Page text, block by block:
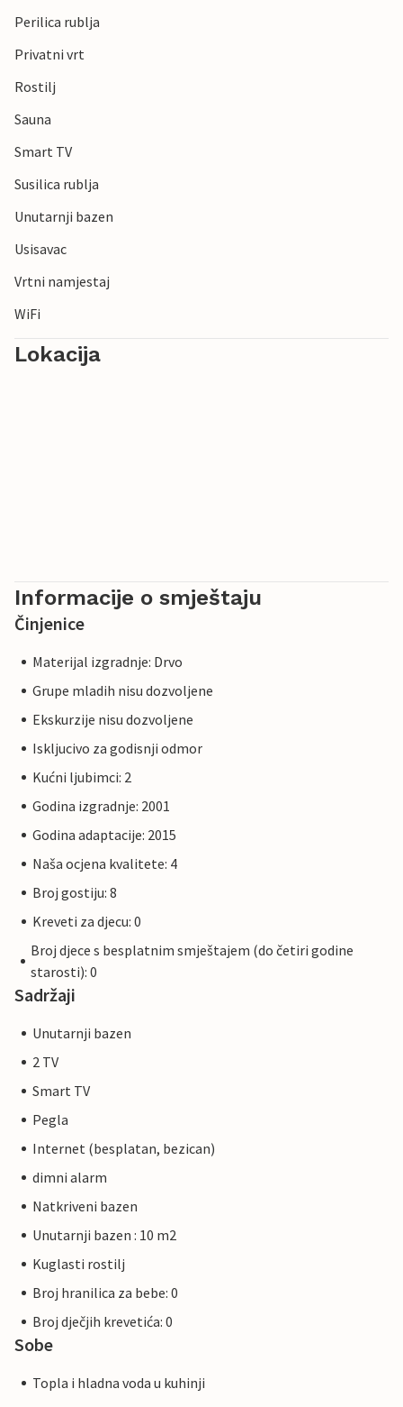
Perilica rublja
Privatni vrt
Rostilj
Sauna
Smart TV
Susilica rublja
Unutarnji bazen
Usisavac
Vrtni namjestaj
WiFi
Lokacija
Informacije o smještaju
Činjenice
Materijal izgradnje: Drvo
Grupe mladih nisu dozvoljene
Ekskurzije nisu dozvoljene
Iskljucivo za godisnji odmor
Kućni ljubimci: 2
Godina izgradnje: 2001
Godina adaptacije: 2015
Naša ocjena kvalitete: 4
Broj gostiju: 8
Kreveti za djecu: 0
Broj djece s besplatnim smještajem (do četiri godine
starosti): 0
Sadržaji
Unutarnji bazen
2 TV
Smart TV
Pegla
Internet (besplatan, bezican)
dimni alarm
Natkriveni bazen
Unutarnji bazen : 10 m2
Kuglasti rostilj
Broj hranilica za bebe: 0
Broj dječjih krevetića: 0
Sobe
Topla i hladna voda u kuhinji